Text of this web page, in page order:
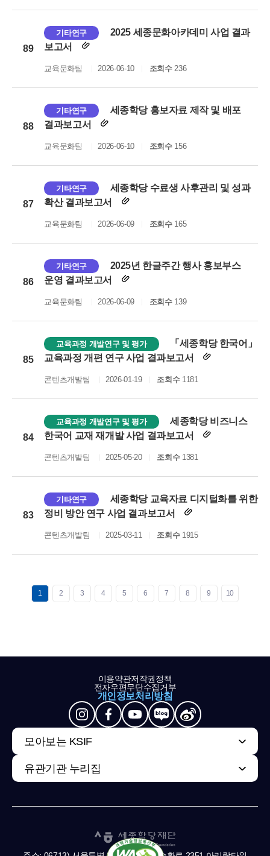
89
기타연구
2025 세종문화아카데미 사업 결과
보고서
교육문화팀 2026-06-10 조회수236
88
기타연구
세종학당 홍보자료 제작 및 배포
결과보고서
교육문화팀 2026-06-10 조회수156
87
기타연구
세종학당 수료생 사후관리 및 성과
확산 결과보고서
교육문화팀 2026-06-09 조회수165
86
기타연구
2025년 한글주간 행사 홍보부스
운영 결과보고서
교육문화팀 2026-06-09 조회수139
85
교육과정 개발연구 및 평가
「세종학당 한국어」
교육과정 개편 연구 사업 결과보고서
콘텐츠개발팀 2026-01-19 조회수1181
84
교육과정 개발연구 및 평가
세종학당 비즈니스
한국어 교재 재개발 사업 결과보고서
콘텐츠개발팀 2025-05-20 조회수1381
83
기타연구
세종학당 교육자료 디지털화를 위한
정비 방안 연구 사업 결과보고서
콘텐츠개발팀 2025-03-11 조회수1915
1 2 3 4 5 6 7 8 9 10
이용약관저작권정책
전자우편무단수집거부
개인정보처리방침
모아보는 KSIF
유관기관 누리집